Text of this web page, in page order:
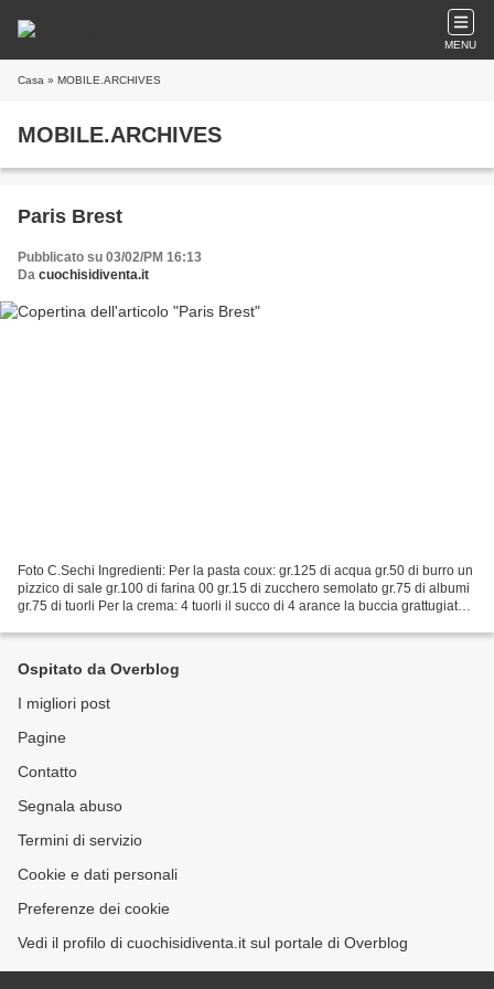
MENU
Casa » MOBILE.ARCHIVES
MOBILE.ARCHIVES
Paris Brest
Pubblicato su 03/02/PM 16:13
Da cuochisidiventa.it
Foto C.Sechi Ingredienti: Per la pasta coux: gr.125 di acqua gr.50 di burro un
pizzico di sale gr.100 di farina 00 gr.15 di zucchero semolato gr.75 di albumi
gr.75 di tuorli Per la crema: 4 tuorli il succo di 4 arance la buccia grattugiata
Ospitato da Overblog
I migliori post
Pagine
Contatto
Segnala abuso
Termini di servizio
Cookie e dati personali
Preferenze dei cookie
Vedi il profilo di cuochisidiventa.it sul portale di Overblog